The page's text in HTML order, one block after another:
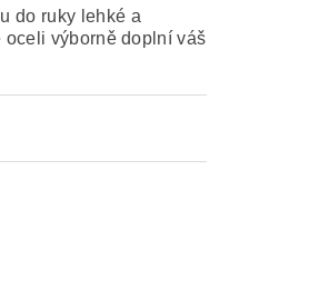
do ruky lehké a
oceli výborně doplní váš